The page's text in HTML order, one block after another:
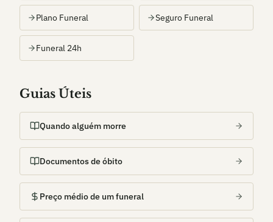
Plano Funeral Seguro Funeral
Funeral 24h
Guias Úteis
Quando alguém morre
Documentos de óbito
Preço médio de um funeral